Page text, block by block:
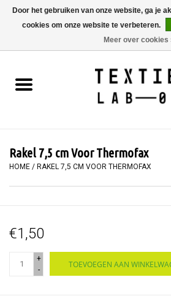
BOEKEN
SCHILDEREN
WORKSHOPS
SPECIALS
Rakel 7,5 cm Voor Thermofax
HOME / RAKEL 7,5 CM VOOR THERMOFAX
€1,50
+
-
TOEVOEGEN AAN
Door het gebruiken van onze website, ga je
cookies om onze website te verbeteren.
Meer over cookies